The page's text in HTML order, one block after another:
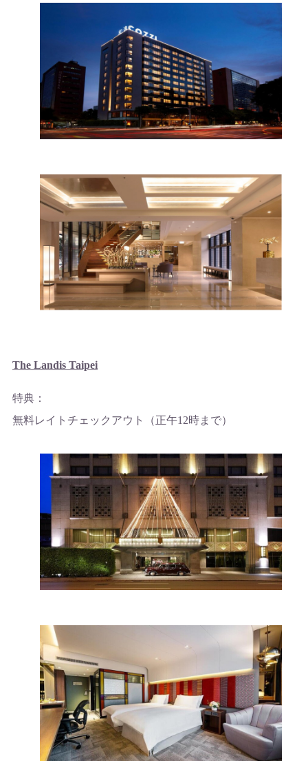
The Landis Taipei
特典：
無料レイトチェックアウト（正午12時まで）